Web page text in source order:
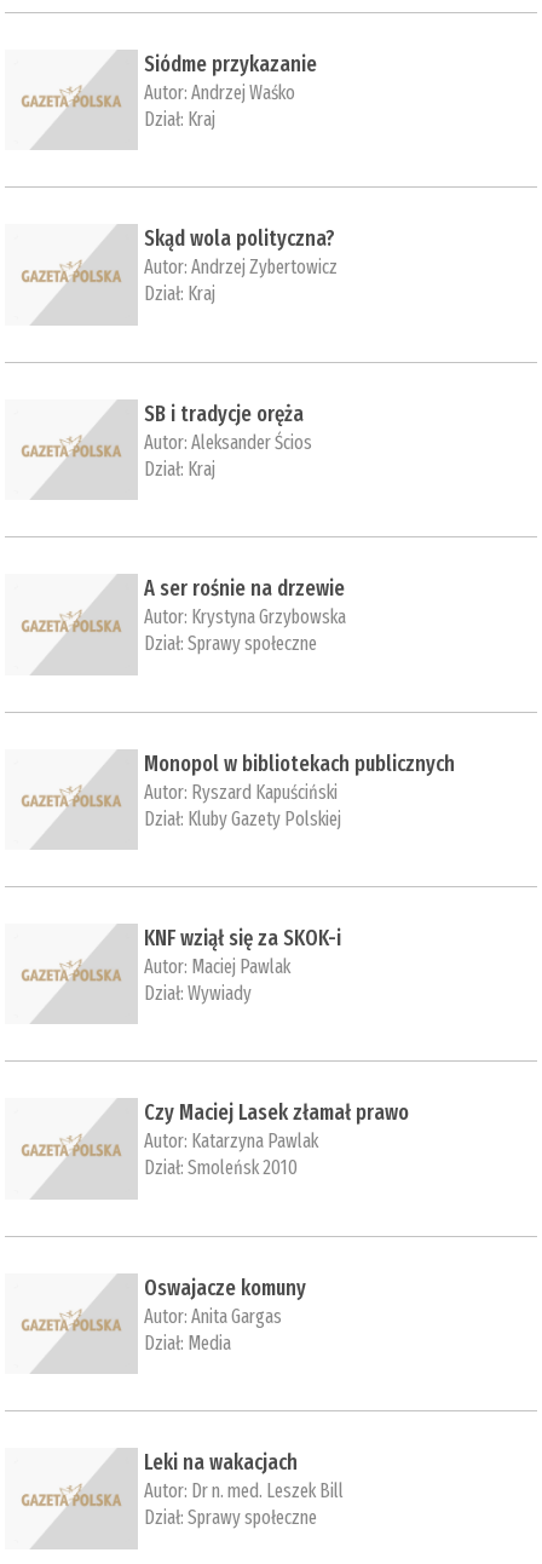
Siódme przykazanie
Autor:Andrzej Waśko
Dział: Kraj
Skąd wola polityczna?
Autor:Andrzej Zybertowicz
Dział: Kraj
SB i tradycje oręża
Autor:Aleksander Ścios
Dział: Kraj
A ser rośnie na drzewie
Autor: Krystyna Grzybowska
Dział:Sprawy społeczne
Monopol w bibliotekach publicznych
Autor: Ryszard Kapuściński
Dział: Kluby Gazety Polskiej
KNF wziął się za SKOK-i
Autor: Maciej Pawlak
Dział:Wywiady
Czy Maciej Lasek złamał prawo
Autor: Katarzyna Pawlak
Dział:Smoleńsk 2010
Oswajacze komuny
Autor:Anita Gargas
Dział: Media
Leki na wakacjach
Autor: Dr n. med. Leszek Bill
Dział:Sprawy społeczne